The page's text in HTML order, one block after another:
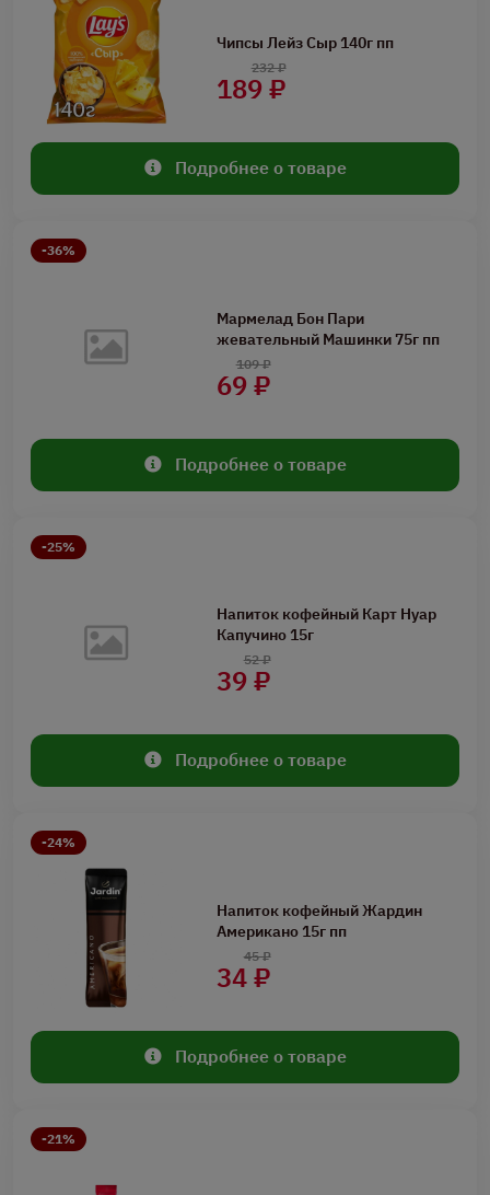
Чипсы Лейз Сыр 140г пп
189 ₽
232 ₽
Подробнее о товаре
-36%
Мармелад Бон Пари
жевательный Машинки 75г пп
69 ₽
109 ₽
Подробнее о товаре
-25%
Напиток кофейный Карт Нуар
Капучино 15г
39 ₽
52 ₽
Подробнее о товаре
-24%
Напиток кофейный Жардин
Американо 15г пп
34 ₽
45 ₽
Подробнее о товаре
-21%